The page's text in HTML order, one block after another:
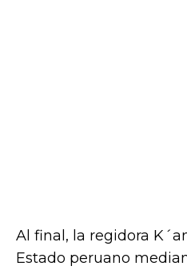
Al final, la regidora
Estado peruano